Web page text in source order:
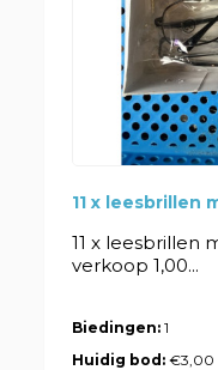
11 x leesbrillen
11 x leesbrillen
verkoop 1,00...
Biedingen: 1
Huidig bod:€3,00